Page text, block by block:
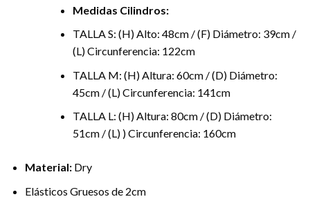
Medidas Cilindros:
TALLA S: (H) Alto: 48cm / (F) Diámetro: 39cm /
(L) Circunferencia: 122cm
TALLA M: (H) Altura: 60cm / (D) Diámetro:
45cm / (L) Circunferencia: 141cm
TALLA L: (H) Altura: 80cm / (D) Diámetro:
51cm / (L) ) Circunferencia: 160cm
Material:Dry
Elásticos Gruesos de 2cm